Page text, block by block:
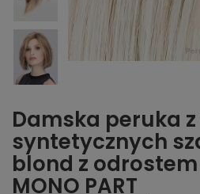
Damska peruka z
syntetycznych
blond z odrostem
MONO PART